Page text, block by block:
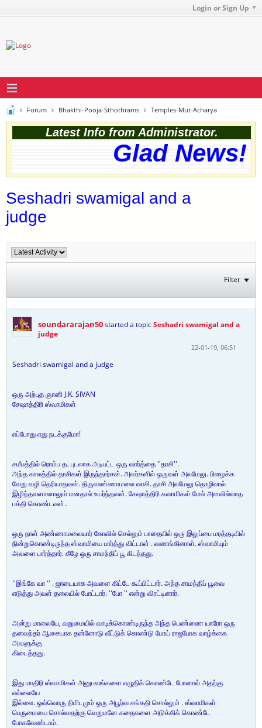
Login or Sign Up
Forum Bhakthi-Pooja-Sthothrams Temples-Mut-Acharya
Latest Info from Administrator.
Glad News!
Seshadri swamigal and a
judge
Filter
soundararajan50started a topicSeshadri swamigal and a
judge
22-01-19, 06:51
Seshadri swamigal and a judge
ஒரு அற்புத ஞானி J.K. SIVAN
சேஷாத்திரி ஸ்வாமிகள்
எப்போது எது நடக்குமோ!
சமீபத்தில் ரொம்ப தடபுடலாக அடிபட்ட ஒரு வார்த்தை ''தாசி''.
அந்த காலத்தில் தாசிகள் இருந்தார்கள். அவர்களில் ஒருவள் அலமேலு. பிழைக்க
வேறு வழி தெரியாதவள். திருவண்ணாமலை வாசி. தாசி அலமேலு தொழிலால்
இழிந்தவளானாலும் மனதால் உயர்ந்தவள். சேஷாத்திரி சுவாமிகள் மேல் அளவில்லாத
பக்தி கொண்டவள்..
ஒரு நாள் அண்ணாமலையார் கோவில் செல்லும் பாதையில் ஒரு இலுப்பை மரத்தடியில்
நின்றுகொண்டிருந்த ஸ்வாமியை பார்த்து விட்டாள் . வணங்கினாள். ஸ்வாமியும்
அவளை பார்த்தார். கீழே ஒரு சாமந்திப் பூ கிடந்தது.
''இங்கே வா '' . ஜாடையாக அவளை கிட்டே கூப்பிட்டார். அந்த சாமந்திப் பூவை
எடுத்து அவள் தலையில் போட்டார். ''போ '' என்று விரட்டினார்.
அன்று மாலையே, வறுமையில் வாடிக்கொண்டிருந்த அந்த பெண்ணை யாரோ ஒரு
தனவந்தர் ஆசையாக தன்னோடு வீட்டுக் கொண்டு போய் ராஜபோக வாழ்க்கை
அவளுக்கு
கிடைத்தது.
இது மாதிரி ஸ்வாமிகள் அனுபவங்களை எழுதிக் கொண்டே போனால் அதற்கு
எல்லையே
இல்லை. ஒவ்வொரு நிமிடமும் ஒரு அபூர்வ சங்கதி சொல்லும் . ஸ்வாமிகள்
பெருமையை சொல்வதற்கு வெறுமனே கதைகளை அடுக்கிக் கொண்டே
போகவேண்டாம்.